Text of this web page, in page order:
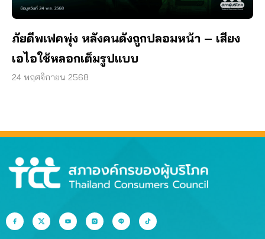
ภัยดีพเฟคพุ่ง หลังคนดังถูกปลอมหน้า – เสียง
เอไอใช้หลอกเต็มรูปแบบ
24 พฤศจิกายน 2568